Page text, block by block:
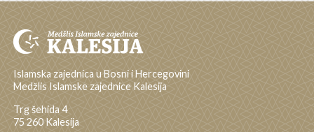
Islamska zajednica u Bosni i Hercegovini
Medžlis Islamske zajednice Kalesija
Trg šehida 4
75 260 Kalesija